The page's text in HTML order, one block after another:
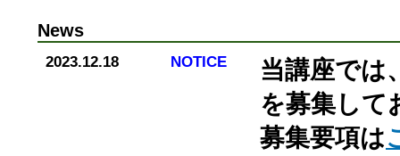
News
2023.12.18 NOTICE
当講座では
を募集して
募集要項は